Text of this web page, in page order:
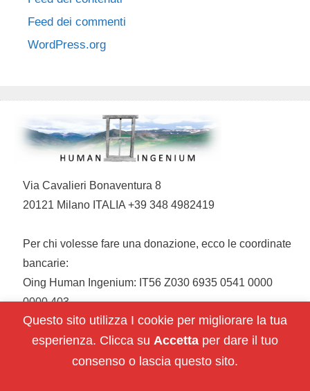
Feed dei commenti
WordPress.org
Via Cavalieri Bonaventura 8
20121 Milano ITALIA +39 348 4982419
Per chi volesse fare una donazione, ecco le coordinate
bancarie:
Oing Human Ingenium: IT56 Z030 6935 0541 0000
0000 403
Restiamo in contatto:
Questo sito utilizza I cookie per migliorare la tua
esperienza. Clicca su Accetta per dare il tuo
consenso o lascia questo sito.